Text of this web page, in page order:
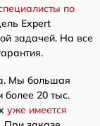
по
Expert
задачей. На все
Мы большая
более 20 тыс.
уже имеется